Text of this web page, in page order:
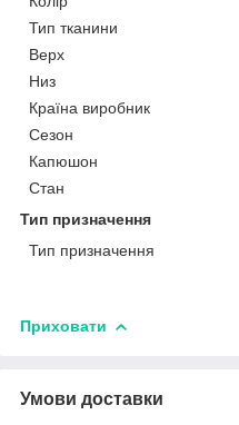
Тип тканини
Верх
Низ
Країна виробник
Сезон
Капюшон
Стан
Тип призначення
Тип призначення
Приховати
Умови доставки